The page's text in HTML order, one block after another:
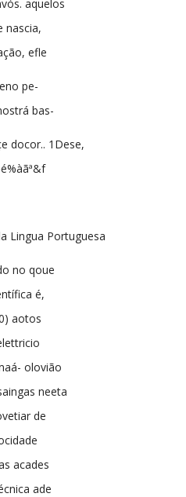
aquelos
nascia,
efle
pe-
bas-
docor.. 1Dese,
Lingua Portuguesa
no qoue
é,
aotos
olovião
neeta
de
acades
ade